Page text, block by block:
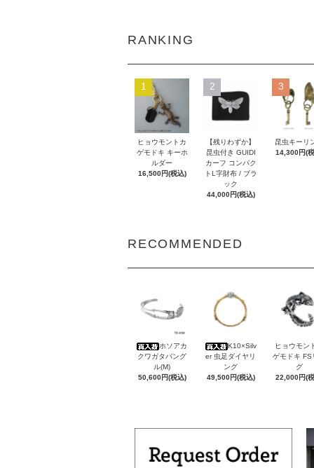
RANKING
1
ヒョウモントカ
ゲモドキ キーホ
ルダー
16,500円(税込)
2
【残りわずか】
昆虫付き GUIDI
カーフ コンパク
トL字財布 / ブラ
ック
44,000円(税込)
3
昆虫キーリ
14,300円(
RECOMMENDED
ホソアカ
クワガタバング
ル(M)
50,600円(税込)
K10×Silv
er 虫足ダイヤリ
ング
49,500円(税込)
ヒョウモン
ゲモドキ FS
グ
22,000円(